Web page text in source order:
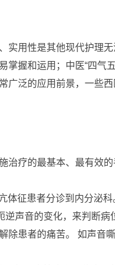
用性是其他现代护理无
掌握和运用；中医“四气
广泛的应用前景，一些
疗的最基本、最有效的
征患者分诊到内分泌科
声音的变化，来判断病
除患者的痛苦。 如声音